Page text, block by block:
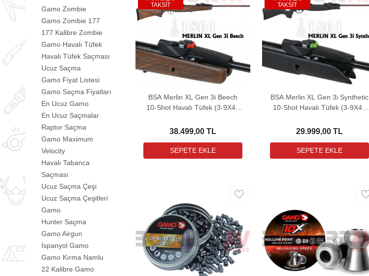
Gamo Zombie
Gamo Zombie 177
177 Kalibre Zombie
Gamo Havalı Tüfek
Havalı Tüfek Saçması
Ucuz Saçma
Gamo Fiyat Listesi
Gamo Saçma Fiyatları
En Ucuz Gamo
En Ucuz Saçmalar
Raptor Saçma
Gamo Maximum
Velocity
Havalı Tabanca
Saçması
Ucuz Saçma Çeşi
Ucuz Saçma Çeşitleri
Gamo
Hunter Saçma
Gamo Airgun
İspanyol Gamo
Gamo Kırma Namlu
22 Kalibre Gamo
BSA Merlin XL Gen 3i Beech
10-Shot Havalı Tüfek (3-9X40
38.499,00 TL
TAKSİT
BSA Merlin XL Gen 3i Synthetic
10-Shot Havalı Tüfek (3-9X40
29.999,00 TL
TAKSİT